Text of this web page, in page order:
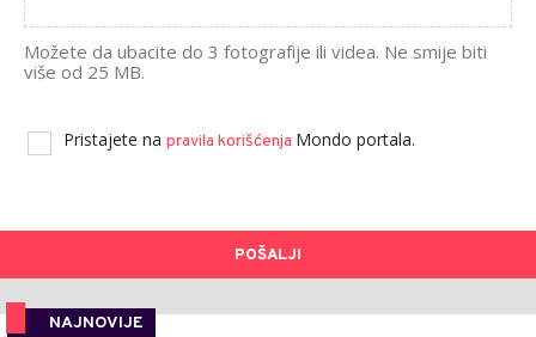
Možete da ubacite do 3 fotografije ili videa. Ne smije biti
više od 25 MB.
Pristajete na pravila korišćenja Mondo portala.
POŠALJI
NAJNOVIJE